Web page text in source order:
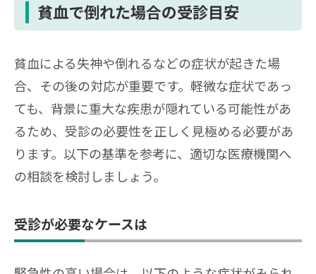
貧血で倒れた場合の受診目安
貧血による失神や倒れるなどの症状が起きた場
合、その後の対応が重要です。軽微な症状であっ
ても、背景に重大な疾患が隠れている可能性があ
るため、受診の必要性を正しく見極める必要があ
ります。以下の基準を参考に、適切な医療機関へ
の相談を検討しましょう。
受診が必要なケースは